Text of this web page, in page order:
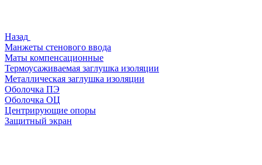
Назад
Манжеты стенового ввода
Маты компенсационные
Термоусаживаемая заглушка изоляции
Металлическая заглушка изоляции
Оболочка ПЭ
Оболочка ОЦ
Центрирующие опоры
Защитный экран